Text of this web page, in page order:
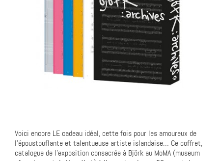
Voici encore LE cadeau idéal, cette fois pour les amoureux de
l’époustouflante et talentueuse artiste islandaise… Ce coffret,
catalogue de l’exposition consacrée à Björk au MoMA (museum